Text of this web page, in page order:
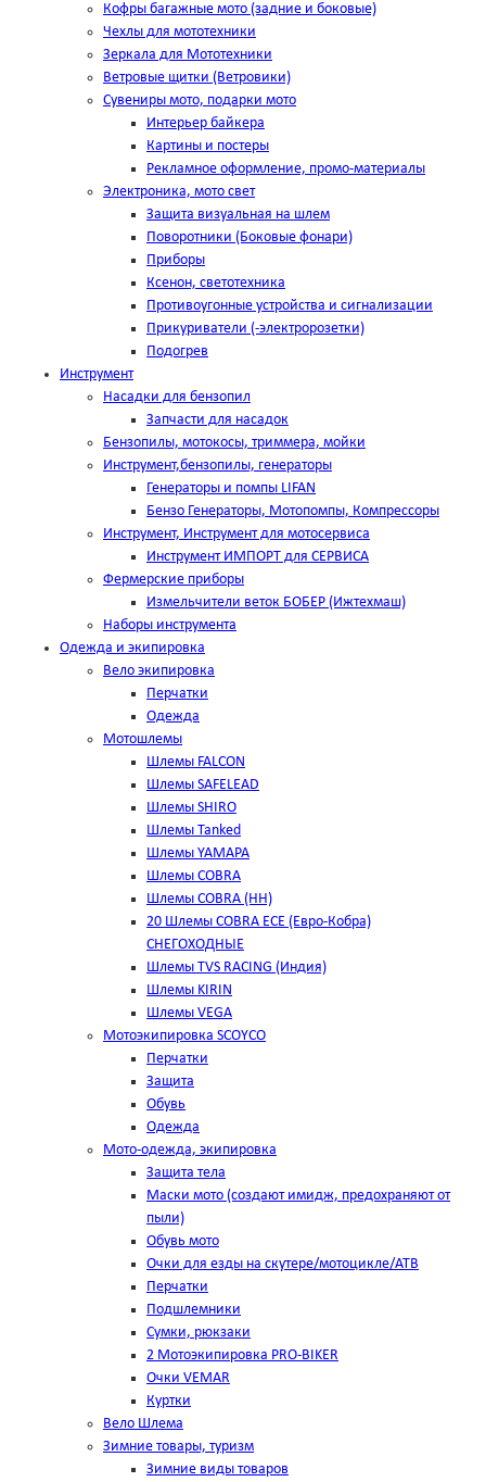
Кофры багажные мото (задние и боковые)
Чехлы для мототехники
Зеркала для Мототехники
Ветровые щитки (Ветровики)
Сувениры мото, подарки мото
Интерьер байкера
Картины и постеры
Рекламное оформление, промо-материалы
Электроника, мото свет
Защита визуальная на шлем
Поворотники (Боковые фонари)
Приборы
Ксенон, светотехника
Противоугонные устройства и сигнализации
Прикуриватели (-электророзетки)
Подогрев
Инструмент
Насадки для бензопил
Запчасти для насадок
Бензопилы, мотокосы, триммера, мойки
Инструмент,бензопилы, генераторы
Генераторы и помпы LIFAN
Бензо Генераторы, Мотопомпы, Компрессоры
Инструмент, Инструмент для мотосервиса
Инструмент ИМПОРТ для СЕРВИСА
Фермерские приборы
Измельчители веток БОБЕР (Ижтехмаш)
Наборы инструмента
Одежда и экипировка
Вело экипировка
Перчатки
Одежда
Мотошлемы
Шлемы FALCON
Шлемы SAFELEAD
Шлемы SHIRO
Шлемы Tanked
Шлемы YAMAPA
Шлемы COBRA
Шлемы COBRA (HH)
20 Шлемы COBRA ECE (Евро-Кобра)
СНЕГОХОДНЫЕ
Шлемы TVS RACING (Индия)
Шлемы KIRIN
Шлемы VEGA
Мотоэкипировка SCOYCO
Перчатки
Защита
Обувь
Одежда
Мото-одежда, экипировка
Защита тела
Маски мото (создают имидж, предохраняют от
пыли)
Обувь мото
Очки для езды на скутере/мотоцикле/АТВ
Перчатки
Подшлемники
Сумки, рюкзаки
2 Мотоэкипировка PRO-BIKER
Очки VEMAR
Куртки
Вело Шлема
Зимние товары, туризм
Зимние виды товаров